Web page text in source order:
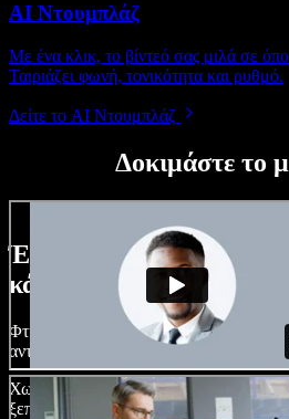
AI Ντουμπλάζ
Με ένα κλικ, το βίντεό σας μιλά σε
Ταιριάζει φωνή, τονικότητα και ρυθμό.
Δείτε το AI Ντουμπλάζ
Δοκιμάστε το
Ένα μικρό δείγμα από
κάνετε με το Speechify
Φτιάξτε voice overs, προσθέστε
αντιγραφή φωνής – ολοκληρωμένα
Χωρίς καμπύλη εκμάθησης και με όλα
ξεπερνούν τα κλασικά όρια και δίνουν